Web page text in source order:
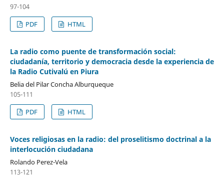
97-104
PDF
HTML
La radio como puente de transformación social:
ciudadanía, territorio y democracia desde la experiencia de
la Radio Cutivalú en Piura
Belia del Pilar Concha Alburqueque
105-111
PDF
HTML
Voces religiosas en la radio: del proselitismo doctrinal a la
interlocución ciudadana
Rolando Perez-Vela
113-121